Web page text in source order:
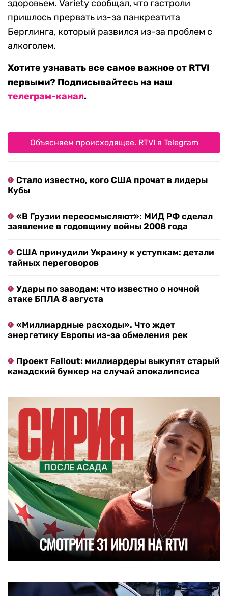
здоровьем. Variety сообщал, что гастроли
пришлось прервать из-за панкреатита
Берглинга, который развился из-за проблем с
алкоголем.
Хотите узнавать все самое важное от RTVI
первыми? Подписывайтесь на наш
телеграм-канал.
Объясняем происходящее. RTVI в Telegram
Стало известно, кого США прочат в лидеры
Кубы
«В Грузии переосмысляют»: МИД РФ сделал
заявление в годовщину войны 2008 года
США принудили Украину к уступкам: детали
тайных переговоров
Удары по заводам: что известно о ночной
атаке БПЛА 8 августа
«Миллиардные расходы». Что ждет
энергетику Европы из-за обмеления рек
Проект Fallout: миллиардеры выкупят старый
канадский бункер на случай апокалипсиса